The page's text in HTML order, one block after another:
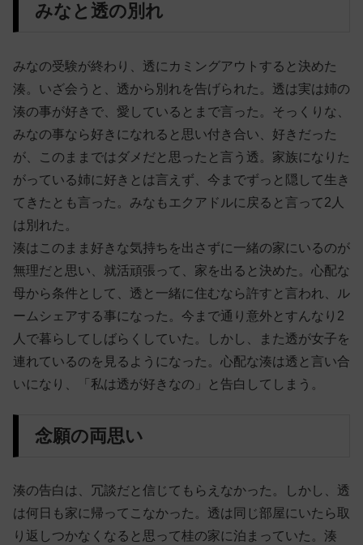
みなと透の別れ
みなの受験が終わり、透にカミングアウトすると決めた
湊。いざ会うと、透から別れを告げられた。透は実は姉の
湊の事が好きで、愛しているとまで言った。そっくりな、
みなの事なら好きになれると思い付き合い、好きだった
が、このままではダメだと思ったと言う透。家族になりた
がっている姉に好きとは言えず、今までずっと隠して生き
てきたとも言った。みなもエクアドルに戻ると言って2人
は別れた。
湊はこのまま好きな気持ちを出さずに一緒の家にいるのが
無理だと思い、就活頑張って、家を出ると決めた。心配な
母から条件として、透と一緒に住むなら許すと言われ、ル
ームシェアする事になった。今まで通り意外とすんなり2
人で暮らしてしばらくしていた。しかし、また透が女子を
連れているのを見るようになった。心配な湊は透と言い合
いになり、「私は透が好きなの」と告白してしまう。
念願の両思い
湊の告白は、冗談だと信じてもらえなかった。しかし、透
は何日も家に帰ってこなかった。透は同じ部屋にいたら取
り返しつかなくなると思って桂の家に泊まっていた。湊